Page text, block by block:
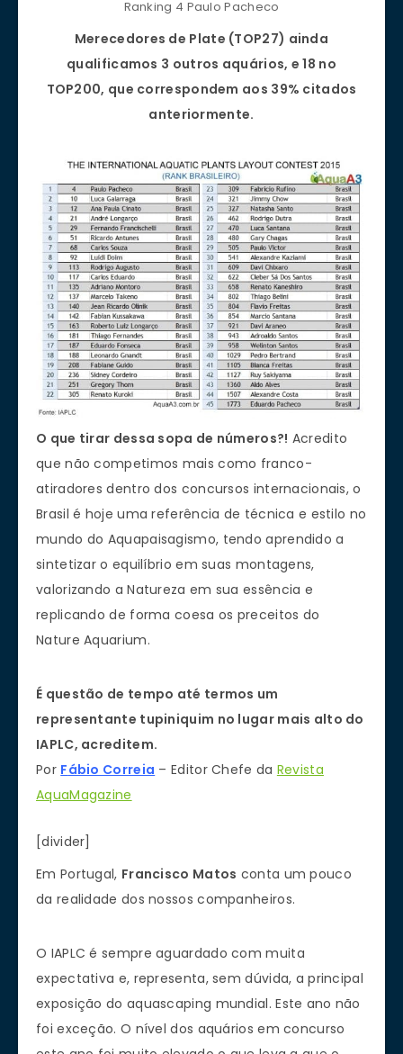
Ranking 4 Paulo Pacheco
Merecedores de Plate (TOP27) ainda
qualificamos 3 outros aquários, e 18 no
TOP200, que correspondem aos 39% citados
anteriormente.
O que tirar dessa sopa de números?! Acredito
que não competimos mais como franco-
atiradores dentro dos concursos internacionais, o
Brasil é hoje uma referência de técnica e estilo no
mundo do Aquapaisagismo, tendo aprendido a
sintetizar o equilíbrio em suas montagens,
valorizando a Natureza em sua essência e
replicando de forma coesa os preceitos do
Nature Aquarium.
É questão de tempo até termos um
representante tupiniquim no lugar mais alto do
IAPLC, acreditem.
Por Fábio Correia – Editor Chefe da Revista
AquaMagazine
[divider]
Em Portugal, Francisco Matos conta um pouco
da realidade dos nossos companheiros.
O IAPLC é sempre aguardado com muita
expectativa e, representa, sem dúvida, a principal
exposição do aquascaping mundial. Este ano não
foi exceção. O nível dos aquários em concurso